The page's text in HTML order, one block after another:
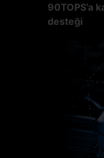
90TOPS’a
desteği